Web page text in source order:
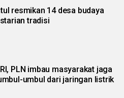
resmikan 14 desa budaya
tradisi
PLN imbau masyarakat jaga
umbul dari jaringan listrik